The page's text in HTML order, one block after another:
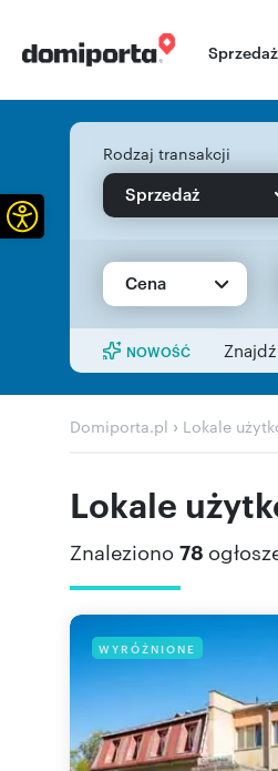
Sprzedaż
Rodzaj transakcji
Sprzedaż
Cena
NOWOŚĆ
Domiporta.pl › Lokale
Lokale
Znaleziono 78
WYRÓŻNIONE
Otwórz pasek narzędzi